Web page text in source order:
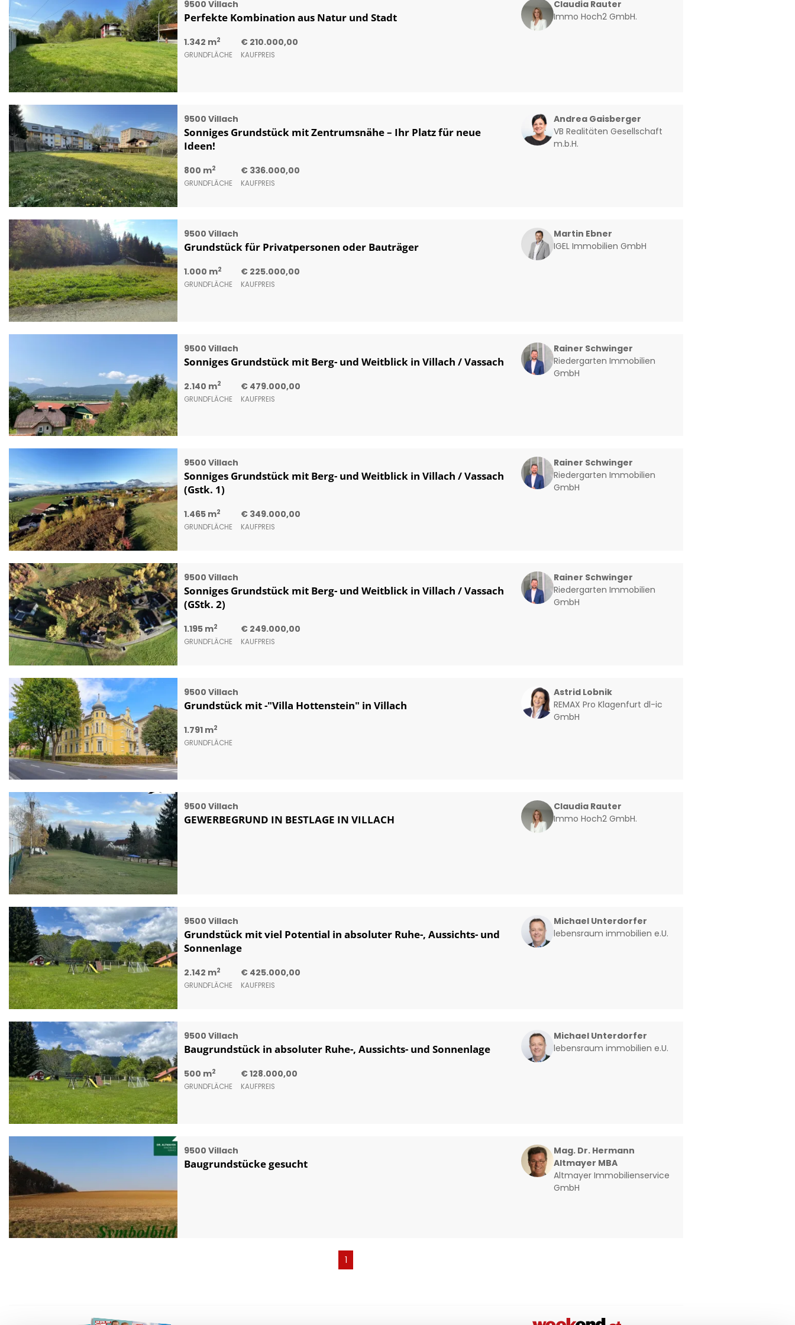
9500 Villach
Perfekte Kombination aus Natur und Stadt
1.342 m2
GRUNDFLÄCHE
€ 210.000,00
KAUFPREIS
Claudia Rauter
Immo Hoch2 GmbH.
9500 Villach
Sonniges Grundstück mit Zentrumsnähe – Ihr Platz für neue
Ideen!
800 m2
GRUNDFLÄCHE
€ 336.000,00
KAUFPREIS
Andrea Gaisberger
VB Realitäten Gesellschaft
m.b.H.
9500 Villach
Grundstück für Privatpersonen oder Bauträger
1.000 m2
GRUNDFLÄCHE
€ 225.000,00
KAUFPREIS
Martin Ebner
IGEL Immobilien GmbH
9500 Villach
Sonniges Grundstück mit Berg- und Weitblick in Villach / Vassach
2.140 m2
GRUNDFLÄCHE
€ 479.000,00
KAUFPREIS
Rainer Schwinger
Riedergarten Immobilien
GmbH
9500 Villach
Sonniges Grundstück mit Berg- und Weitblick in Villach / Vassach
(Gstk. 1)
1.465 m2
GRUNDFLÄCHE
€ 349.000,00
KAUFPREIS
Rainer Schwinger
Riedergarten Immobilien
GmbH
9500 Villach
Sonniges Grundstück mit Berg- und Weitblick in Villach / Vassach
(GStk. 2)
1.195 m2
GRUNDFLÄCHE
€ 249.000,00
KAUFPREIS
Rainer Schwinger
Riedergarten Immobilien
GmbH
9500 Villach
Grundstück mit -"Villa Hottenstein" in Villach
1.791 m2
GRUNDFLÄCHE
Astrid Lobnik
REMAX Pro Klagenfurt dl-ic
GmbH
9500 Villach
GEWERBEGRUND IN BESTLAGE IN VILLACH
Claudia Rauter
Immo Hoch2 GmbH.
9500 Villach
Grundstück mit viel Potential in absoluter Ruhe-, Aussichts- und
Sonnenlage
2.142 m2
GRUNDFLÄCHE
€ 425.000,00
KAUFPREIS
Michael Unterdorfer
lebensraum immobilien e.U.
9500 Villach
Baugrundstück in absoluter Ruhe-, Aussichts- und Sonnenlage
500 m2
GRUNDFLÄCHE
€ 128.000,00
KAUFPREIS
Michael Unterdorfer
lebensraum immobilien e.U.
9500 Villach
Baugrundstücke gesucht
Mag. Dr. Hermann
Altmayer MBA
Altmayer Immobilienservice
GmbH
1(current)